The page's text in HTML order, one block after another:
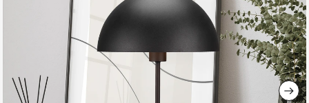
изображенията